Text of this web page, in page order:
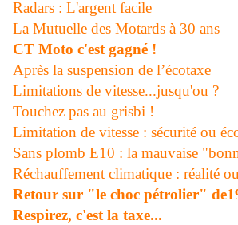
Radars : L'argent facile
La Mutuelle des Motards à 30 ans
CT Moto c'est gagné !
Après la suspension de l’écotaxe
Limitations de vitesse...jusqu'ou ?
Touchez pas au grisbi !
Limitation de vitesse : sécurité ou
Sans plomb E10 : la mauvaise
Réchauffement climatique : réalité
Retour sur "le choc pétrolier"
Respirez, c'est la taxe...